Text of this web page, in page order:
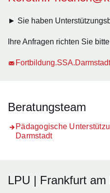
► Sie haben
Ihre Anfragen richten Sie
Beratungsteam
Pädagogische
Darmstadt
LPU | Frankfurt am